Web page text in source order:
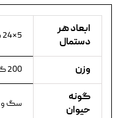
ابعاد هر
دستمال
5×24 سانتی‌متر
وزن 200 گرم
گونه
حیوان
سگ و